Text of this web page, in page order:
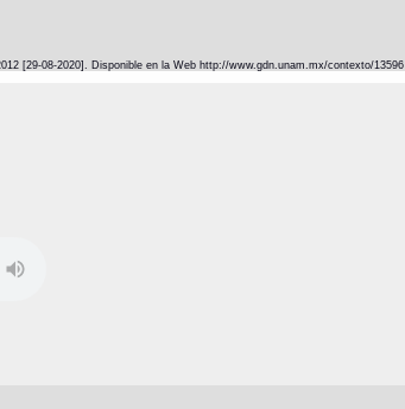
[29-08-2020]. Disponible en la Web http://www.gdn.unam.mx/contexto/13596